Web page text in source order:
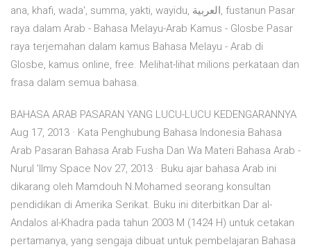
ana, khafi, wada', summa, yakti, wayidu, العربية, fustanun Pasar
raya dalam Arab - Bahasa Melayu-Arab Kamus - Glosbe Pasar
raya terjemahan dalam kamus Bahasa Melayu - Arab di
Glosbe, kamus online, free. Melihat-lihat milions perkataan dan
frasa dalam semua bahasa.
BAHASA ARAB PASARAN YANG LUCU-LUCU KEDENGARANNYA
Aug 17, 2013 · Kata Penghubung Bahasa Indonesia Bahasa
Arab Pasaran Bahasa Arab Fusha Dan Wa Materi Bahasa Arab -
Nurul 'Ilmy Space Nov 27, 2013 · Buku ajar bahasa Arab ini
dikarang oleh Mamdouh N.Mohamed seorang konsultan
pendidikan di Amerika Serikat. Buku ini diterbitkan Dar al-
Andalos al-Khadra pada tahun 2003 M (1424 H) untuk cetakan
pertamanya, yang sengaja dibuat untuk pembelajaran Bahasa